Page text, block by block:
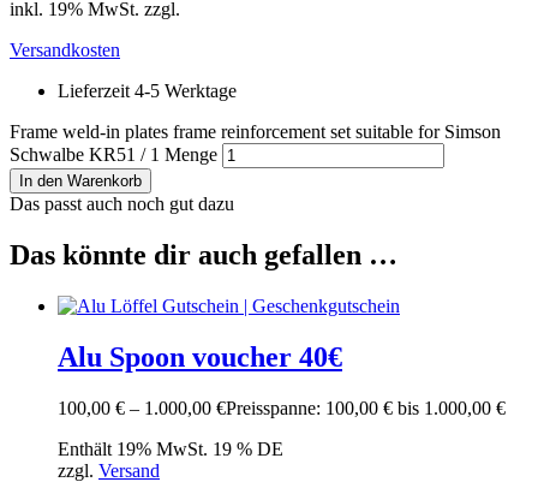
inkl. 19% MwSt. zzgl.
Versandkosten
Lieferzeit 4-5 Werktage
Frame weld-in plates frame reinforcement set suitable for Simson
Schwalbe KR51 / 1 Menge
In den Warenkorb
Das passt auch noch gut dazu
Das könnte dir auch gefallen …
Alu Spoon voucher 40€
100,00 € – 1.000,00 €Preisspanne: 100,00 € bis 1.000,00 €
Enthält 19% MwSt. 19 % DE
zzgl. Versand